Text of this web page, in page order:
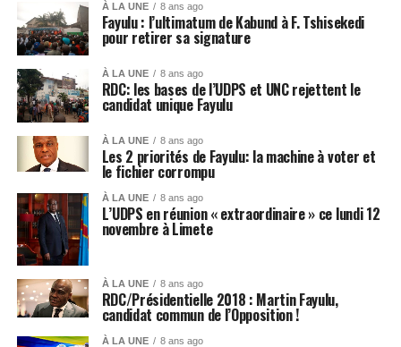
À LA UNE 8 ans ago
Fayulu : l’ultimatum de Kabund à F. Tshisekedi
pour retirer sa signature
À LA UNE 8 ans ago
RDC: les bases de l’UDPS et UNC rejettent le
candidat unique Fayulu
À LA UNE 8 ans ago
Les 2 priorités de Fayulu: la machine à voter et
le fichier corrompu
À LA UNE 8 ans ago
L’UDPS en réunion « extraordinaire » ce lundi 12
novembre à Limete
À LA UNE 8 ans ago
RDC/Présidentielle 2018 : Martin Fayulu,
candidat commun de l’Opposition !
À LA UNE 8 ans ago